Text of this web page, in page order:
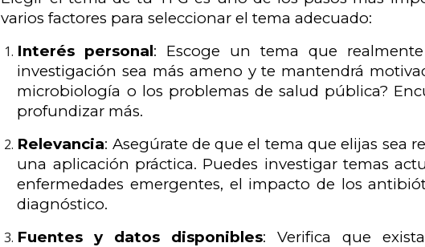
varios factores para seleccionar el tema adecuado:
Interés personal: Escoge un tema que
investigación sea más ameno y te mantendrá
microbiología o los problemas de salud pública?
profundizar más.
Relevancia: Asegúrate de que el tema que elijas sea
una aplicación práctica. Puedes investigar temas
enfermedades emergentes, el impacto de los
diagnóstico.
Fuentes y datos disponibles: Verifica que